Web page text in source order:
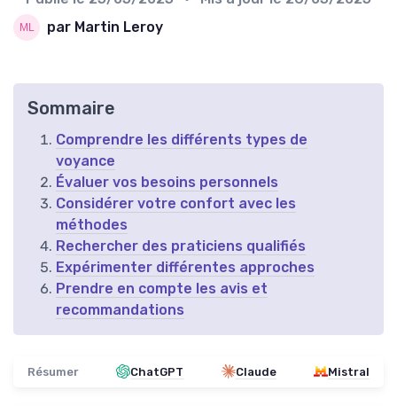
par Martin Leroy
Sommaire
Comprendre les différents types de
voyance
Évaluer vos besoins personnels
Considérer votre confort avec les
méthodes
Rechercher des praticiens qualifiés
Expérimenter différentes approches
Prendre en compte les avis et
recommandations
Résumer ChatGPT Claude Mistral